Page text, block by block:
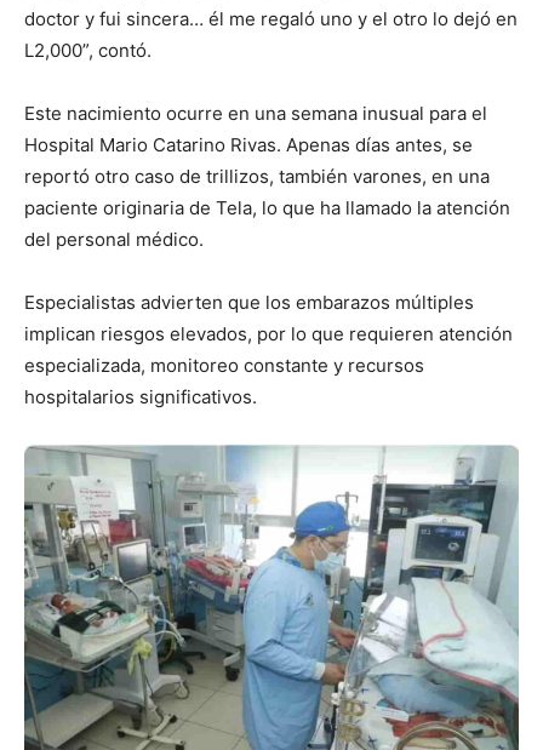
doctor y fui sincera… él me regaló uno y el otro lo dejó en
L2,000”, contó.
Este nacimiento ocurre en una semana inusual para el
Hospital Mario Catarino Rivas. Apenas días antes, se
reportó otro caso de trillizos, también varones, en una
paciente originaria de Tela, lo que ha llamado la atención
del personal médico.
Especialistas advierten que los embarazos múltiples
implican riesgos elevados, por lo que requieren atención
especializada, monitoreo constante y recursos
hospitalarios significativos.